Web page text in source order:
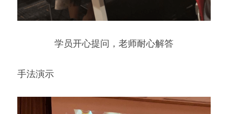
学员开心提问，老师耐心解答
手法演示